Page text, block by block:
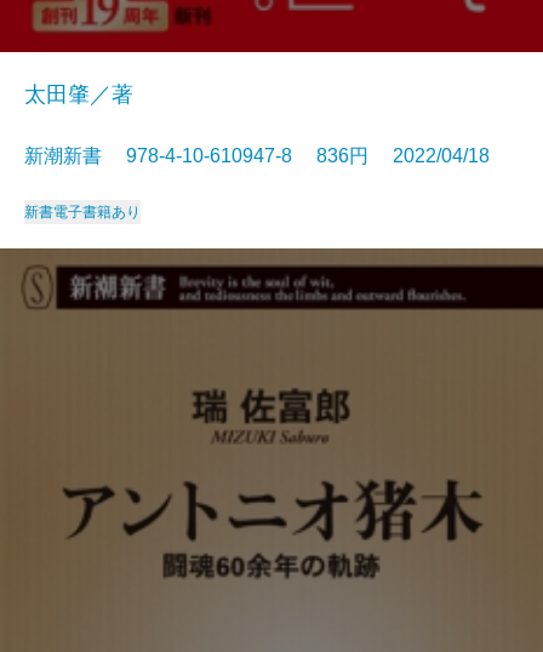
太田肇／著
新潮新書 978-4-10-610947-8 836円 2022/04/18
新書電子書籍あり